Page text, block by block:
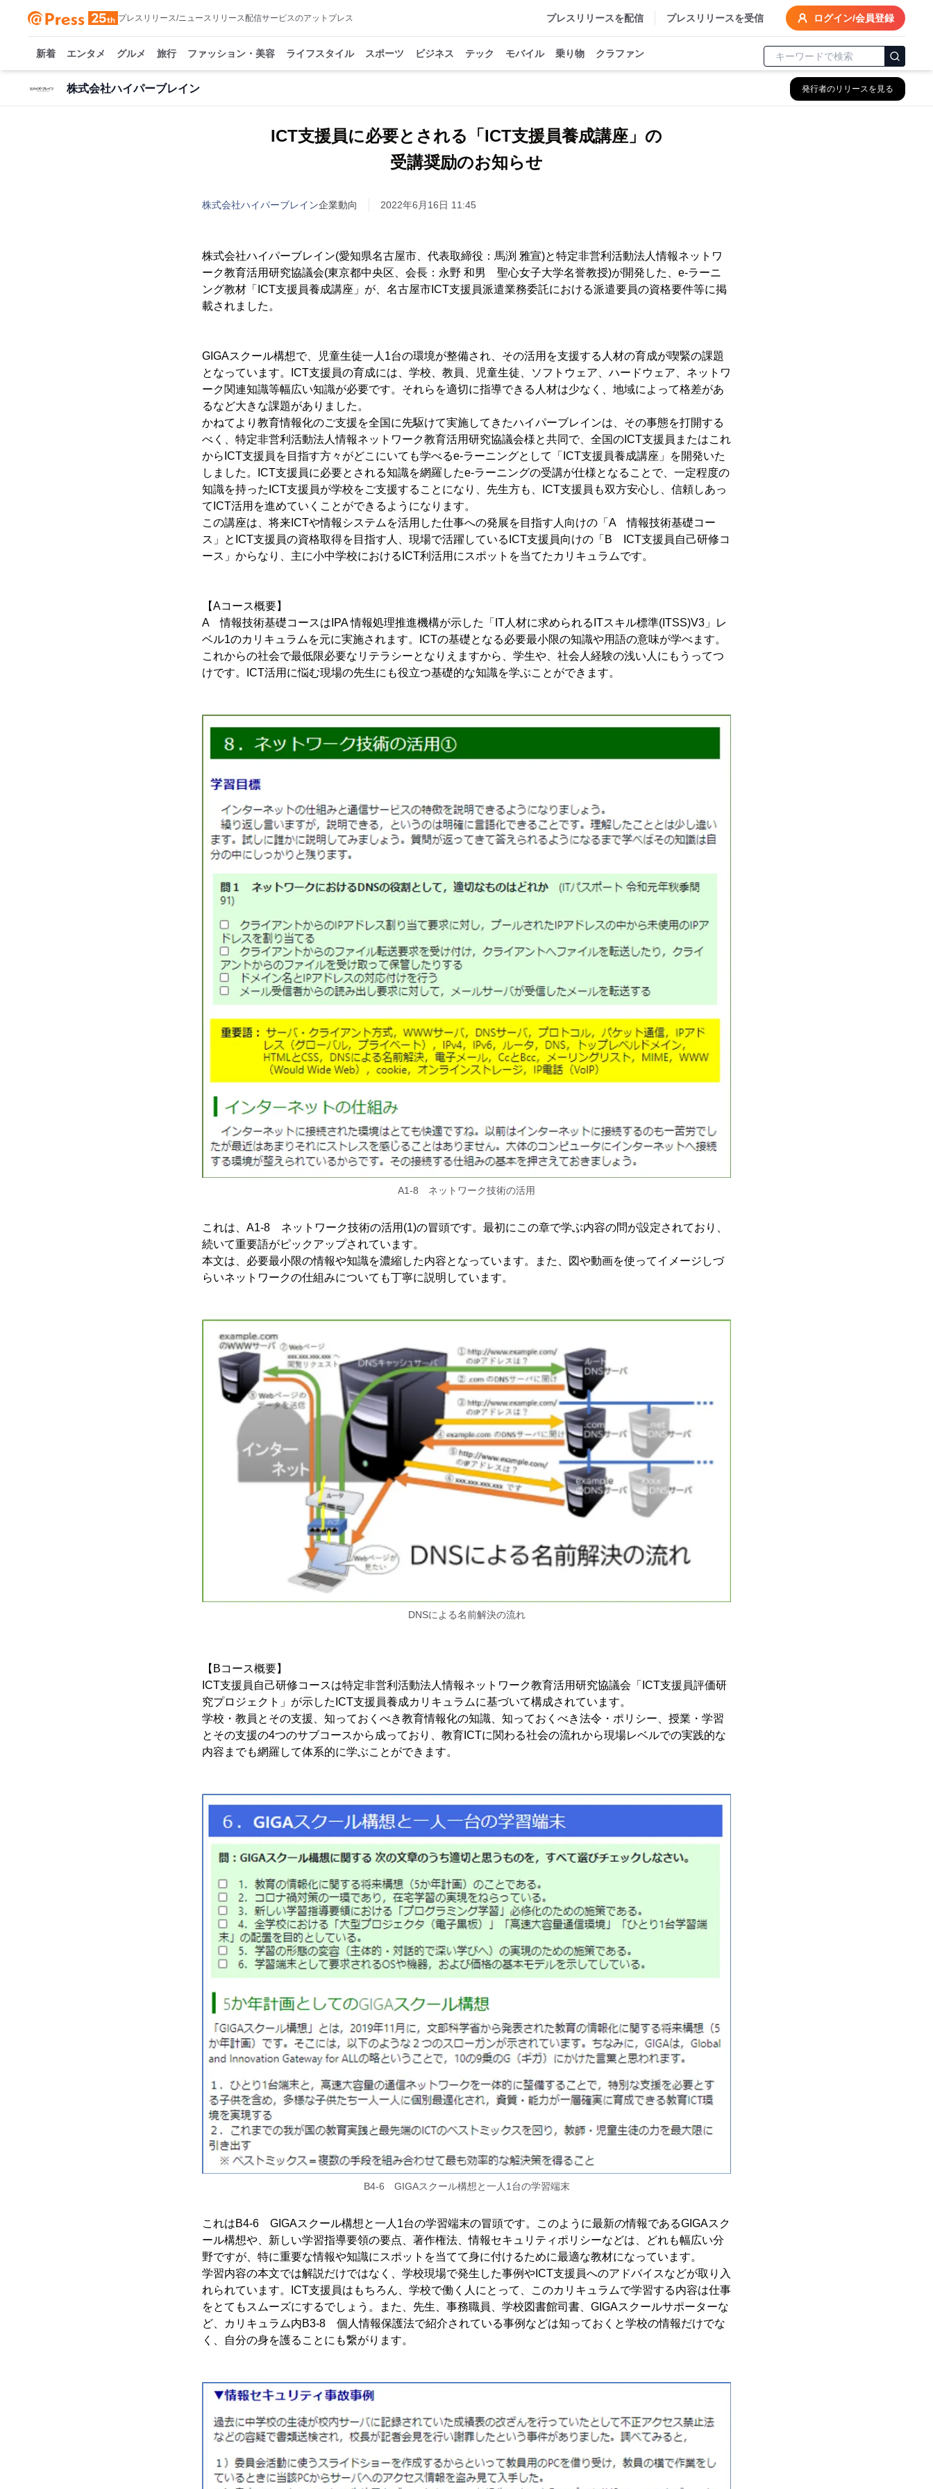
プレスリリース/ニュースリリース配信サービスのアットプレス プレスリリースを配信 プレスリリースを受信 ログイン/会員登録
新着 エンタメ グルメ 旅行 ファッション・美容 ライフスタイル スポーツ ビジネス テック モバイル 乗り物 クラファン
株式会社ハイパーブレイン 発行者のリリースを見る
ICT支援員に必要とされる「ICT支援員養成講座」の
受講奨励のお知らせ
株式会社ハイパーブレイン企業動向 2022年6月16日 11:45
株式会社ハイパーブレイン(愛知県名古屋市、代表取締役：馬渕 雅宣)と特定非営利活動法人情報ネットワ
ーク教育活用研究協議会(東京都中央区、会長：永野 和男 聖心女子大学名誉教授)が開発した、e-ラーニ
ング教材「ICT支援員養成講座」が、名古屋市ICT支援員派遣業務委託における派遣要員の資格要件等に掲
載されました。
GIGAスクール構想で、児童生徒一人1台の環境が整備され、その活用を支援する人材の育成が喫緊の課題
となっています。ICT支援員の育成には、学校、教員、児童生徒、ソフトウェア、ハードウェア、ネットワ
ーク関連知識等幅広い知識が必要です。それらを適切に指導できる人材は少なく、地域によって格差があ
るなど大きな課題がありました。
かねてより教育情報化のご支援を全国に先駆けて実施してきたハイパーブレインは、その事態を打開する
べく、特定非営利活動法人情報ネットワーク教育活用研究協議会様と共同で、全国のICT支援員またはこれ
からICT支援員を目指す方々がどこにいても学べるe-ラーニングとして「ICT支援員養成講座」を開発いた
しました。ICT支援員に必要とされる知識を網羅したe-ラーニングの受講が仕様となることで、一定程度の
知識を持ったICT支援員が学校をご支援することになり、先生方も、ICT支援員も双方安心し、信頼しあっ
てICT活用を進めていくことができるようになります。
この講座は、将来ICTや情報システムを活用した仕事への発展を目指す人向けの「A 情報技術基礎コー
ス」とICT支援員の資格取得を目指す人、現場で活躍しているICT支援員向けの「B ICT支援員自己研修コ
ース」からなり、主に小中学校におけるICT利活用にスポットを当てたカリキュラムです。
【Aコース概要】
A 情報技術基礎コースはIPA 情報処理推進機構が示した「IT人材に求められるITスキル標準(ITSS)V3」レ
ベル1のカリキュラムを元に実施されます。ICTの基礎となる必要最小限の知識や用語の意味が学べます。
これからの社会で最低限必要なリテラシーとなりえますから、学生や、社会人経験の浅い人にもうってつ
けです。ICT活用に悩む現場の先生にも役立つ基礎的な知識を学ぶことができます。
A1-8 ネットワーク技術の活用
これは、A1-8 ネットワーク技術の活用(1)の冒頭です。最初にこの章で学ぶ内容の問が設定されており、
続いて重要語がピックアップされています。
本文は、必要最小限の情報や知識を濃縮した内容となっています。また、図や動画を使ってイメージしづ
らいネットワークの仕組みについても丁寧に説明しています。
DNSによる名前解決の流れ
【Bコース概要】
ICT支援員自己研修コースは特定非営利活動法人情報ネットワーク教育活用研究協議会「ICT支援員評価研
究プロジェクト」が示したICT支援員養成カリキュラムに基づいて構成されています。
学校・教員とその支援、知っておくべき教育情報化の知識、知っておくべき法令・ポリシー、授業・学習
とその支援の4つのサブコースから成っており、教育ICTに関わる社会の流れから現場レベルでの実践的な
内容までも網羅して体系的に学ぶことができます。
B4-6 GIGAスクール構想と一人1台の学習端末
これはB4-6 GIGAスクール構想と一人1台の学習端末の冒頭です。このように最新の情報であるGIGAスク
ール構想や、新しい学習指導要領の要点、著作権法、情報セキュリティポリシーなどは、どれも幅広い分
野ですが、特に重要な情報や知識にスポットを当てて身に付けるために最適な教材になっています。
学習内容の本文では解説だけではなく、学校現場で発生した事例やICT支援員へのアドバイスなどが取り入
れられています。ICT支援員はもちろん、学校で働く人にとって、このカリキュラムで学習する内容は仕事
をとてもスムーズにするでしょう。また、先生、事務職員、学校図書館司書、GIGAスクールサポーターな
ど、カリキュラム内B3-8 個人情報保護法で紹介されている事例などは知っておくと学校の情報だけでな
く、自分の身を護ることにも繋がります。